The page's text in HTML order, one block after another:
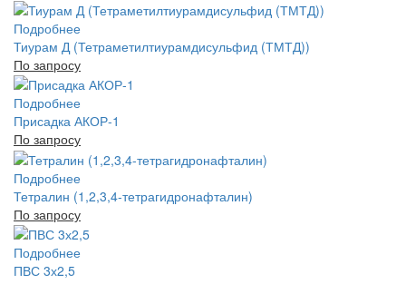
Подробнее
Тиурам Д (Тетраметилтиурамдисульфид (ТМТД))
По запросу
Подробнее
Присадка АКОР-1
По запросу
Подробнее
Тетралин (1,2,3,4-тетрагидронафталин)
По запросу
Подробнее
ПВС 3х2,5